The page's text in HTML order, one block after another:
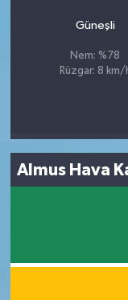
Güneşli
Nem: %78
Rüzgar: 8 km/
Almus Hava